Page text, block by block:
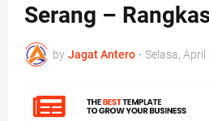
Serang –
by Jagat Antero - Selasa, April